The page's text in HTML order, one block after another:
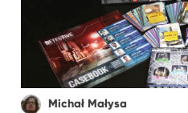
Michał Małysa